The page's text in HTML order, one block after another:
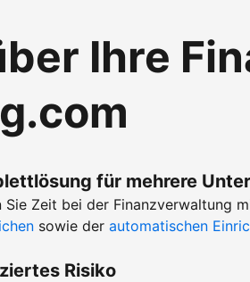
Ihre
für mehrere
Sie Zeit bei der Finanzverwaltung
sowie der automatischen
Risiko